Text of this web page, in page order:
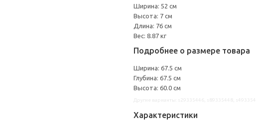
Ширина: 52 см
Высота: 7 см
Длина: 76 см
Вес: 8.87 кг
Подробнее о размере товара
Ширина: 67.5 см
Глубина: 67.5 см
Высота: 60.0 см
Характеристики